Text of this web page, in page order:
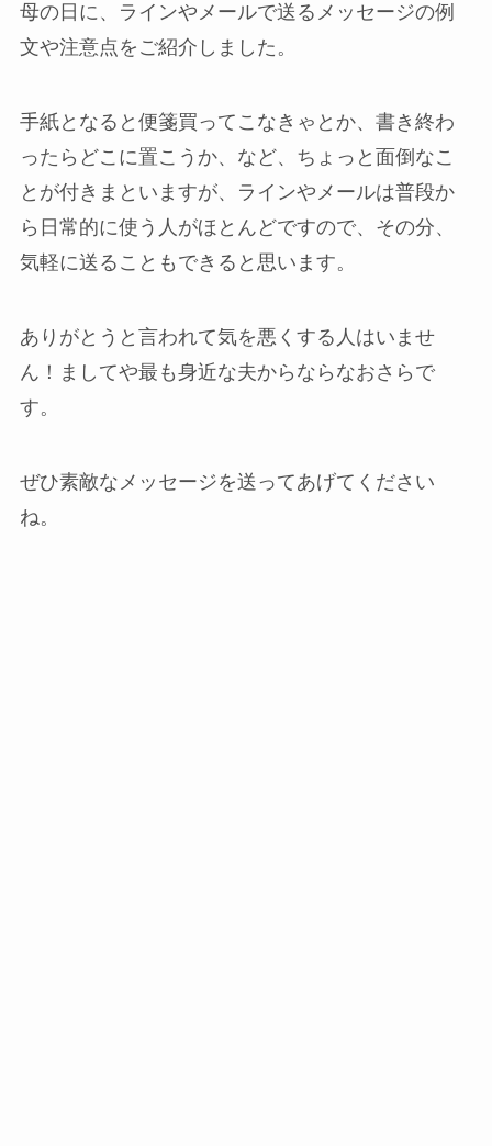
母の日に、ラインやメールで送るメッセージの例
文や注意点をご紹介しました。
手紙となると便箋買ってこなきゃとか、書き終わ
ったらどこに置こうか、など、ちょっと面倒なこ
とが付きまといますが、ラインやメールは普段か
ら日常的に使う人がほとんどですので、その分、
気軽に送ることもできると思います。
ありがとうと言われて気を悪くする人はいませ
ん！ましてや最も身近な夫からならなおさらで
す。
ぜひ素敵なメッセージを送ってあげてください
ね。